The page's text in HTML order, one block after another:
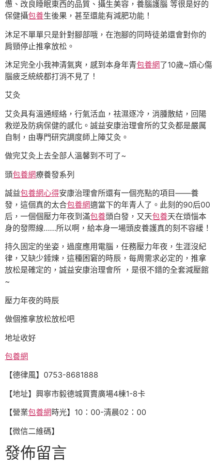
憊、改良睡眠東西的品質、攝生美容，養腦護腦 等很是好的
保健攝包養生後果，甚至還能有減肥功能！
沐足不單單只是針對腳部哦，在泡腳的同時徒弟還會對你的
肩頸停止推拿放松。
沐足完全小我神清氣爽，感到本身年青包養網了10歲~煩心傷
腦疲乏統統都打消不見了！
艾灸
艾灸具有溫通經絡，行氣活血，祛濕逐冷，消腫散結，回陽
救逆及防病保健的感化。誠益安康治理會所的艾灸都是嚴厲
自制，由專門研究調度師上陣艾灸。
做完艾灸上去全部人溫馨到不可了~
頭包養網療養發系列
誠益包養網心得安康治理會所還有一個亮點的項目——養
發，這個真的太合包養網適當下的年青人了。此刻的90后00
后，一個個壓力年夜到滿包養頭白發，又天包養天在煩惱本
身的發際線……所以啊，給本身一場頭皮養護真的刻不容緩！
持久固定的坐姿，過度應用電腦，任務壓力年夜，生涯沒紀
律，又缺少錘煉，這種困窘的時辰，每周需求必定的，推拿
放松是確定的，誠益安康治理會所 ，是很不錯的全套減壓館
~
壓力年夜的時辰
做個推拿放松放松吧
地址收好
包養網
【德律風】0753-8681888
【地址】興寧市毅德城買賣廣場4棟1-8卡
【營業包養網 時光】10：00-清晨02：00
【微信二維碼】
發佈留言